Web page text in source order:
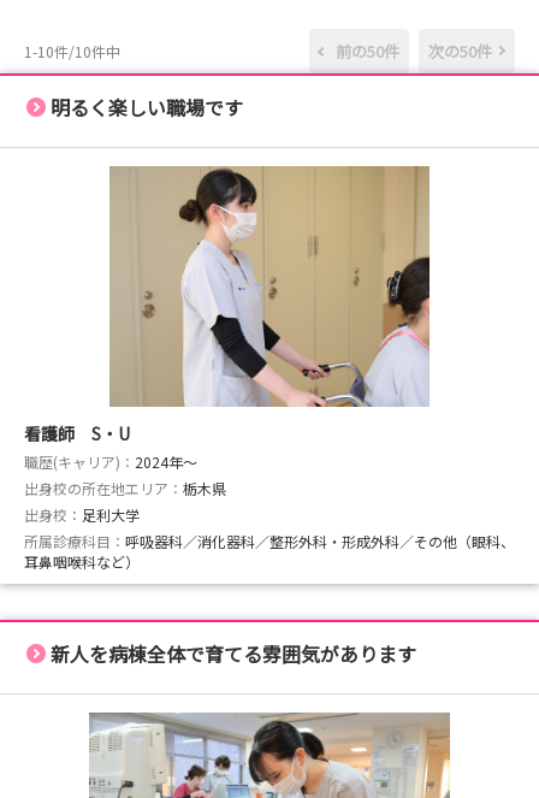
1-10件/10件中 前の50件 次の50件
明るく楽しい職場です
看護師 S・U
職歴(キャリア)： 2024年〜
出身校の所在地エリア： 栃木県
出身校： 足利大学
所属診療科目： 呼吸器科／消化器科／整形外科・形成外科／その他（眼科、
耳鼻咽喉科など）
新人を病棟全体で育てる雰囲気があります